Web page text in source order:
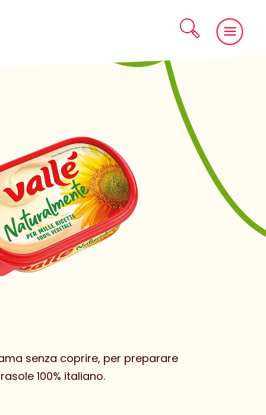
senza coprire, per preparare
100% italiano.